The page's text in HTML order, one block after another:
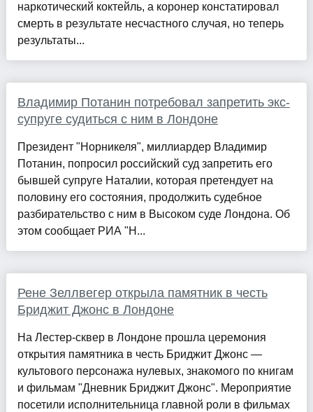
наркотический коктейль, а коронер констатировал
смерть в результате несчастного случая, но теперь
результаты...
Владимир Потанин потребовал запретить экс-
супруге судиться с ним в Лондоне
Президент "Норникеля", миллиардер Владимир
Потанин, попросил российский суд запретить его
бывшей супруге Наталии, которая претендует на
половину его состояния, продолжить судебное
разбирательство с ним в Высоком суде Лондона. Об
этом сообщает РИА "Н...
Рене Зеллвегер открыла памятник в честь
Бриджит Джонс в Лондоне
На Лестер-сквер в Лондоне прошла церемония
открытия памятника в честь Бриджит Джонс —
культового персонажа нулевых, знакомого по книгам
и фильмам "Дневник Бриджит Джонс". Мероприятие
посетили исполнительница главной роли в фильмах